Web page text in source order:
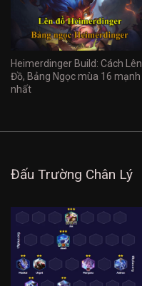
Heimerdinger Build: Cách Lên
Đồ, Bảng Ngọc mùa 16 mạnh
nhất
Đấu Trường Chân Lý